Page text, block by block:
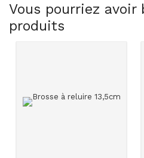
Vous pourriez avoir
produits